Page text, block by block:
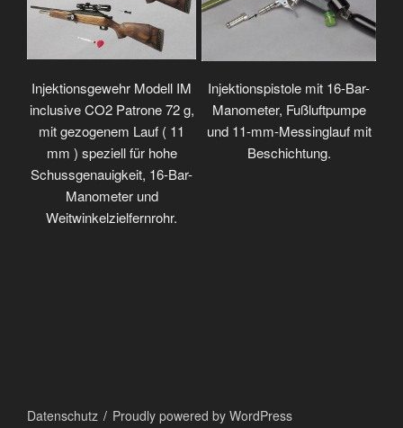
Injektionsgewehr Modell IM
inclusive CO2 Patrone 72 g,
mit gezogenem Lauf ( 11
mm ) speziell für hohe
Schussgenauigkeit, 16-Bar-
Manometer und
Weitwinkelzielfernrohr.
Injektionspistole mit 16-Bar-
Manometer, Fußluftpumpe
und 11-mm-Messinglauf mit
Beschichtung.
Datenschutz Proudly powered by WordPress